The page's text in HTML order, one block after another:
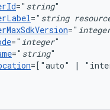
=" string
=" string
="
=" integer
=" string
=["auto" |